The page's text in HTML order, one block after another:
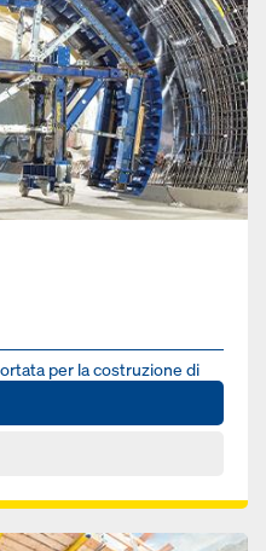
per la costruzione di